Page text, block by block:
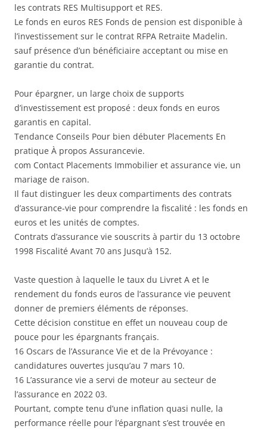
les contrats RES Multisupport et RES.
Le fonds en euros RES Fonds de pension est disponible à
l’investissement sur le contrat RFPA Retraite Madelin.
sauf présence d’un bénéficiaire acceptant ou mise en
garantie du contrat.
Pour épargner, un large choix de supports
d’investissement est proposé : deux fonds en euros
garantis en capital.
Tendance Conseils Pour bien débuter Placements En
pratique À propos Assurancevie.
com Contact Placements Immobilier et assurance vie, un
mariage de raison.
Il faut distinguer les deux compartiments des contrats
d’assurance-vie pour comprendre la fiscalité : les fonds en
euros et les unités de comptes.
Contrats d’assurance vie souscrits à partir du 13 octobre
1998 Fiscalité Avant 70 ans Jusqu’à 152.
Vaste question à laquelle le taux du Livret A et le
rendement du fonds euros de l’assurance vie peuvent
donner de premiers éléments de réponses.
Cette décision constitue en effet un nouveau coup de
pouce pour les épargnants français.
16 Oscars de l’Assurance Vie et de la Prévoyance :
candidatures ouvertes jusqu’au 7 mars 10.
16 L’assurance vie a servi de moteur au secteur de
l’assurance en 2022 03.
Pourtant, compte tenu d’une inflation quasi nulle, la
performance réelle pour l’épargnant s’est trouvée en